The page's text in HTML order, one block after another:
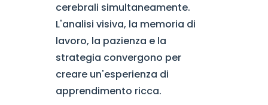
cerebrali simultaneamente.
L'analisi visiva, la memoria di
lavoro, la pazienza e la
strategia convergono per
creare un'esperienza di
apprendimento ricca.